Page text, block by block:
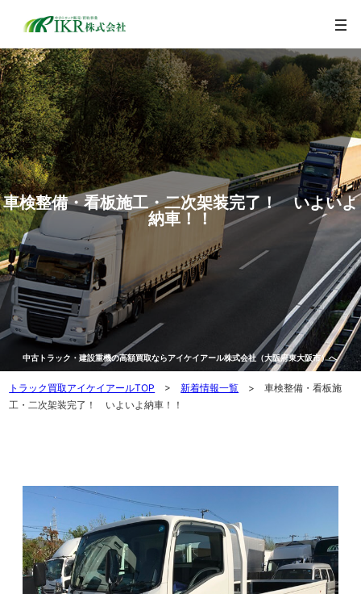
車検整備・看板施工・二次架装完了！ いよいよ
納車！！
中古トラック・建設重機の高額買取ならアイケイアール株式会社（大阪府東大阪市）へ
トラック買取アイケイアールTOP >新着情報一覧 > 車検整備・看板施
工・二次架装完了！ いよいよ納車！！